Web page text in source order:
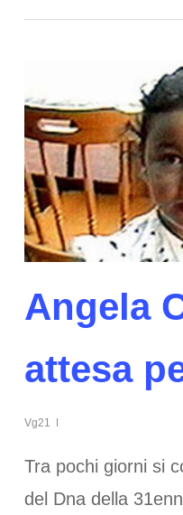
Angela
attesa
Vg21
Tra pochi giorni si
del Dna della